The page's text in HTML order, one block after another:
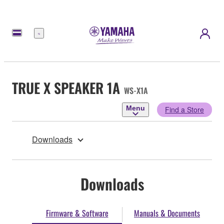
Menu
TRUE X SPEAKER 1A WS-X1A
Menu Find a Store
Downloads
Downloads
Firmware & Software Manuals & Documents